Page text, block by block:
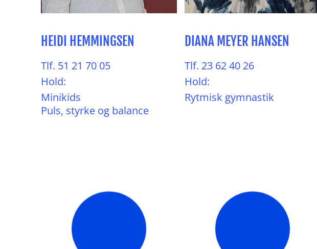
HEIDI HEMMINGSEN
Tlf. 51 21 70 05
Hold:
Minikids
Puls, styrke og balance
DIANA MEYER HANSEN
Tlf. 23 62 40 26
Hold:
Rytmisk gymnastik